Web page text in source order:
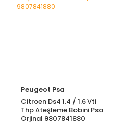
Peugeot Psa
Citroen Ds4 1.4 / 1.6 Vti
Thp Ateşleme Bobini Psa
Orjinal 9807841880